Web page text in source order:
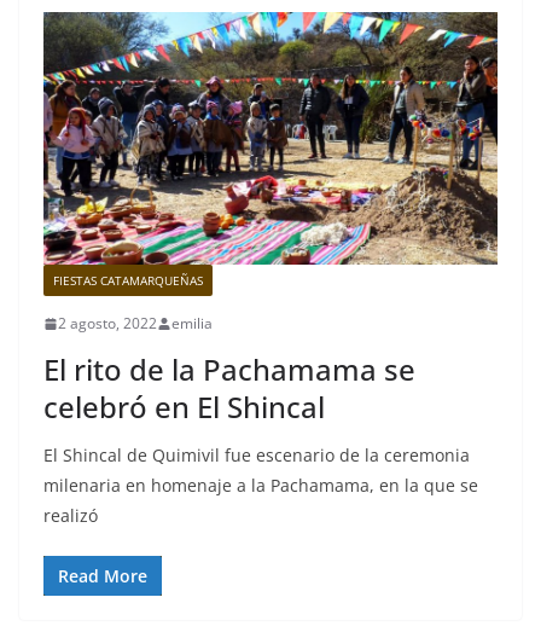
FIESTAS CATAMARQUEÑAS
2 agosto, 2022 emilia
El rito de la Pachamama se
celebró en El Shincal
El Shincal de Quimivil fue escenario de la ceremonia
milenaria en homenaje a la Pachamama, en la que se
realizó
Read More